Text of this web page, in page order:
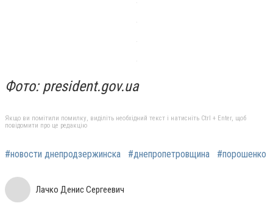
Фото: president.gov.ua
Якщо ви помітили помилку, виділіть необхідний текст і натисніть Ctrl + Enter, щоб
повідомити про це редакцію
#новости днепродзержинска #днепропетровщина #порошенко
Лачко Денис Сергеевич